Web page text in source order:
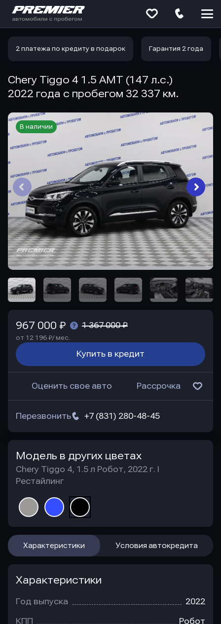
2 платежа по кредиту в подарок Гарантия 2 года
Chery Tiggo 4 1.5 AMT (147 л.с.)
2022 года с пробегом 32 337 км.
В наличии
967 000 ₽ 1 367 000 ₽
от 12 196 ₽/ мес.
Купить в кредит
Оценить свое авто Рассрочка
+7 (831) 280-48-45
Перезвонить
Модель в других цветах
Chery Tiggo 4, 1.5 л Робот, 2022 г. I
Рестайлинг
Характеристики Условия автокредита
Характеристики
Год выпуска 2022
КПП Робот